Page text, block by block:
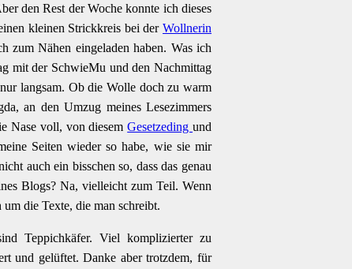
den Rest der Woche konnte ich dieses
kleinen Strickkreis bei der Wollnerin
zum Nähen eingeladen haben. Was ich
mit der SchwieMu und den Nachmittag
langsam. Ob die Wolle doch zu warm
an den Umzug meines Lesezimmers
Nase voll, von diesemGesetzeding und
Seiten wieder so habe, wie sie mir
auch ein bisschen so, dass das genau
Blogs? Na, vielleicht zum Teil. Wenn
um die Texte, die man schreibt.
Teppichkäfer. Viel komplizierter zu
und gelüftet. Danke aber trotzdem, für